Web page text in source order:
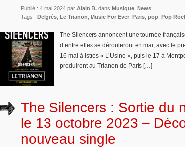
Publié : 4 mai 2024 par Alain B. dans Musique News
Tags : Delgrès Le Trianon Music For Ever Paris pop Pop
The Silencers annoncent une tournée
d’entre elles se dérouleront en mai, avec le
16 mai à Istres « L’Usine », puis le 17 à
produiront au Trianon de Paris […]
The Silencers : Sortie du
le 13 octobre 2023 –
nouveau single